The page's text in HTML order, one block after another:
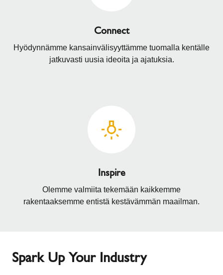
Connect
Hyödynnämme kansainvälisyyttämme tuomalla kentälle
jatkuvasti uusia ideoita ja ajatuksia.
Inspire
Olemme valmiita tekemään kaikkemme
rakentaaksemme entistä kestävämmän maailman.
Spark Up Your Industry